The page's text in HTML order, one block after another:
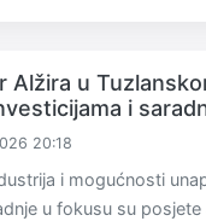
Alžira u
i
20:18
i mogućnosti
u fokusu su